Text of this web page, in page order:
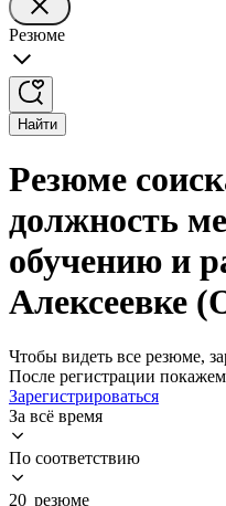
Резюме
Найти
Резюме
должность
обучению и
Алексеевке
Чтобы видеть все резюме,
После регистрации
Зарегистрироваться
За всё время
По соответствию
20 резюме